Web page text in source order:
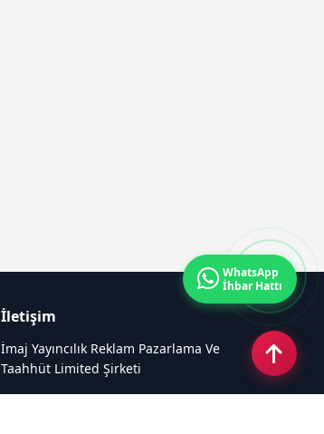
İletişim
İmaj Yayıncılık Reklam Pazarlama Ve
Taahhüt Limited Şirketi
WhatsApp
İhbar Hattı